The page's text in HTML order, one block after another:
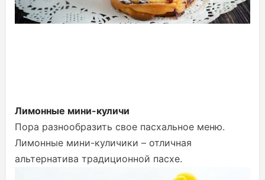
Лимонные мини-куличи
Пора разнообразить свое пасхальное меню.
Лимонные мини-куличики – отличная
альтернатива традиционной пасхе.